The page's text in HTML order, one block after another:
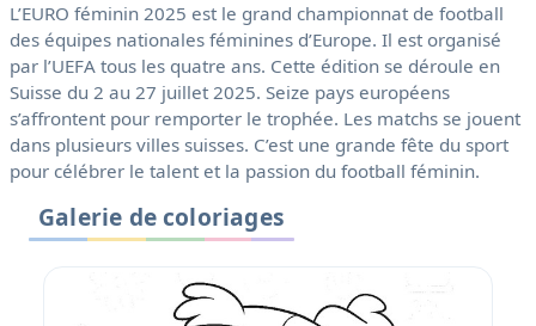
L’EURO féminin 2025 est le grand championnat de football
des équipes nationales féminines d’Europe. Il est organisé
par l’UEFA tous les quatre ans. Cette édition se déroule en
Suisse du 2 au 27 juillet 2025. Seize pays européens
s’affrontent pour remporter le trophée. Les matchs se jouent
dans plusieurs villes suisses. C’est une grande fête du sport
pour célébrer le talent et la passion du football féminin.
Galerie de coloriages